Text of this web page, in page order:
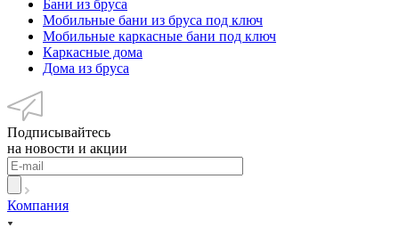
Бани из бруса
Мобильные бани из бруса под ключ
Мобильные каркасные бани под ключ
Каркасные дома
Дома из бруса
Подписывайтесь
на новости и акции
Компания